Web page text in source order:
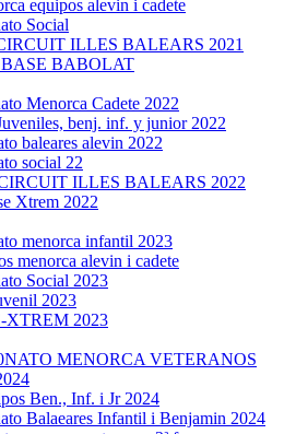
equipos alevin i cadete
Social
ILLES BALEARS 2021
BABOLAT
Menorca Cadete 2022
benj. inf. y junior 2022
baleares alevin 2022
social 22
ILLES BALEARS 2022
Xtrem 2022
menorca infantil 2023
menorca alevin i cadete
Social 2023
2023
XTREM 2023
MENORCA VETERANOS
Ben., Inf. i Jr 2024
Balaeares Infantil i Benjamin 2024